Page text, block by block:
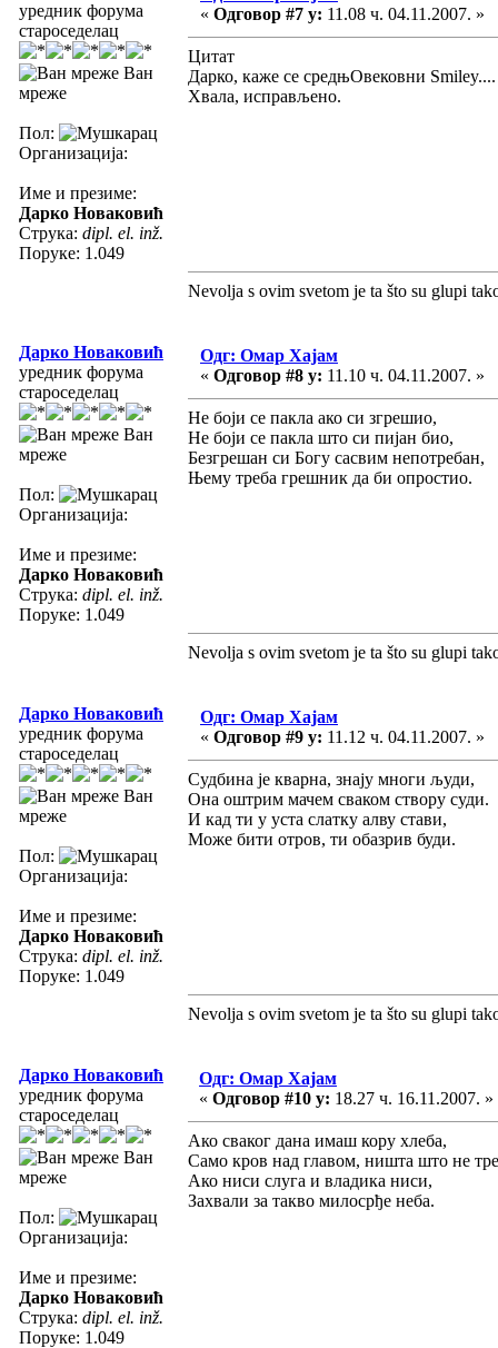
уредник форума
староседелац
Ван
мреже
Пол:
Организација:
Име и презиме:
Дарко Новаковић
Струка: dipl. el. inž.
Поруке: 1.049
« Одговор #7 у: 11.08 ч. 04.11.2007. »
Цитат
Дарко, каже се средњОвековни Smiley....
Хвала, исправљено.
Nevolja s ovim svetom je ta što su glupi
Дарко Новаковић
уредник форума
староседелац
Ван
мреже
Пол:
Организација:
Име и презиме:
Дарко Новаковић
Струка: dipl. el. inž.
Поруке: 1.049
Одг: Омар Хајам
« Одговор #8 у: 11.10 ч. 04.11.2007. »
Не боји се пакла ако си згрешио,
Не боји се пакла што си пијан био,
Безгрешан си Богу сасвим непотребан,
Њему треба грешник да би опростио.
Nevolja s ovim svetom je ta što su glupi
Дарко Новаковић
уредник форума
староседелац
Ван
мреже
Пол:
Организација:
Име и презиме:
Дарко Новаковић
Струка: dipl. el. inž.
Поруке: 1.049
Одг: Омар Хајам
« Одговор #9 у: 11.12 ч. 04.11.2007. »
Судбина је кварна, знају многи људи,
Она оштрим мачем сваком створу суди.
И кад ти у уста слатку алву стави,
Може бити отров, ти обазрив буди.
Nevolja s ovim svetom je ta što su glupi
Дарко Новаковић
уредник форума
староседелац
Ван
мреже
Пол:
Организација:
Име и презиме:
Дарко Новаковић
Струка: dipl. el. inž.
Поруке: 1.049
Одг: Омар Хајам
« Одговор #10 у: 18.27 ч. 16.11.2007. »
Ако сваког дана имаш кору хлеба,
Само кров над главом, ништа што не
Ако ниси слуга и владика ниси,
Захвали за такво милосрђе неба.